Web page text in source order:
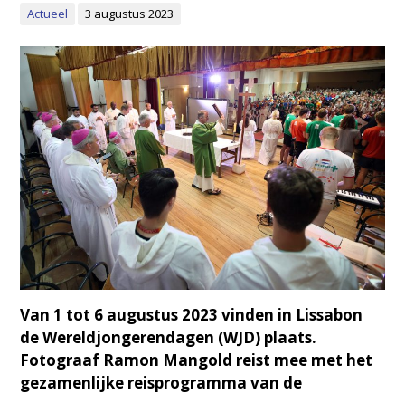
Actueel 3 augustus 2023
Van 1 tot 6 augustus 2023 vinden in Lissabon
de Wereldjongerendagen (WJD) plaats.
Fotograaf Ramon Mangold reist mee met het
gezamenlijke reisprogramma van de